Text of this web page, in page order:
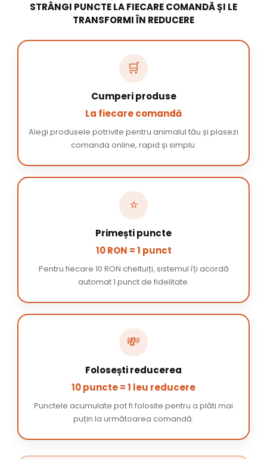
STRÂNGI PUNCTE LA FIECARE COMANDĂ ȘI LE
TRANSFORMI ÎN REDUCERE
🛒
Cumperi produse
La fiecare comandă
Alegi produsele potrivite pentru animalul tău și plasezi
comanda online, rapid și simplu.
⭐
Primești puncte
10 RON = 1 punct
Pentru fiecare 10 RON cheltuiți, sistemul îți acordă
automat 1 punct de fidelitate.
💸
Folosești reducerea
10 puncte = 1 leu reducere
Punctele acumulate pot fi folosite pentru a plăti mai
puțin la următoarea comandă.